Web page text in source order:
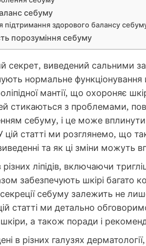
себуму
підтримання здорового балансу
порозуміння себуму
секрет, виведений сальними
нормальне функціонування
мантії, що охороняє
стикаються з проблемами,
себуму, і це може вплинути
статті ми розглянемо, що
та як ці зміни можуть
ліпідів, включаючи
забезпечують шкірі багато
секреції себуму залежить не
статті ми детально
а також поради і
в різних галузях